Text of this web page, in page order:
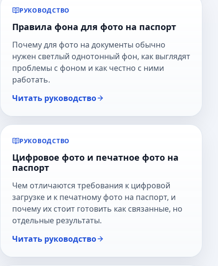
РУКОВОДСТВО
Правила фона для фото на паспорт
Почему для фото на документы обычно
нужен светлый однотонный фон, как выглядят
проблемы с фоном и как честно с ними
работать.
Читать руководство
РУКОВОДСТВО
Цифровое фото и печатное фото на
паспорт
Чем отличаются требования к цифровой
загрузке и к печатному фото на паспорт, и
почему их стоит готовить как связанные, но
отдельные результаты.
Читать руководство